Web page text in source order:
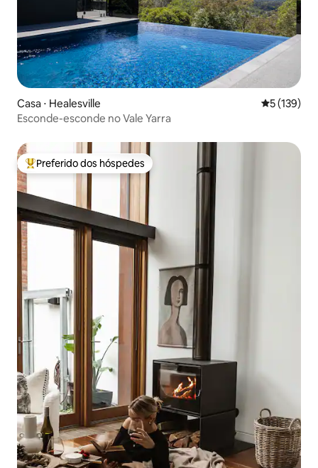
Casa ⋅ Healesville 5 de uma
5 (139)
Esconde-esconde no Vale Yarra
Entre os melhores preferidos dos hóspedes
Preferido dos hóspedes